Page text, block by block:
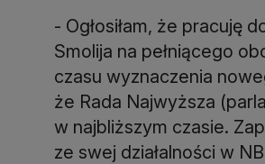
- Ogłosiłam, że pracuję
Smolija na pełniącego
czasu wyznaczenia
że Rada Najwyższa
w najbliższym czasie.
ze swej działalności w